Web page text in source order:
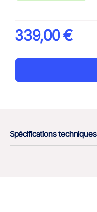
339,00 €
Spécifications techniques